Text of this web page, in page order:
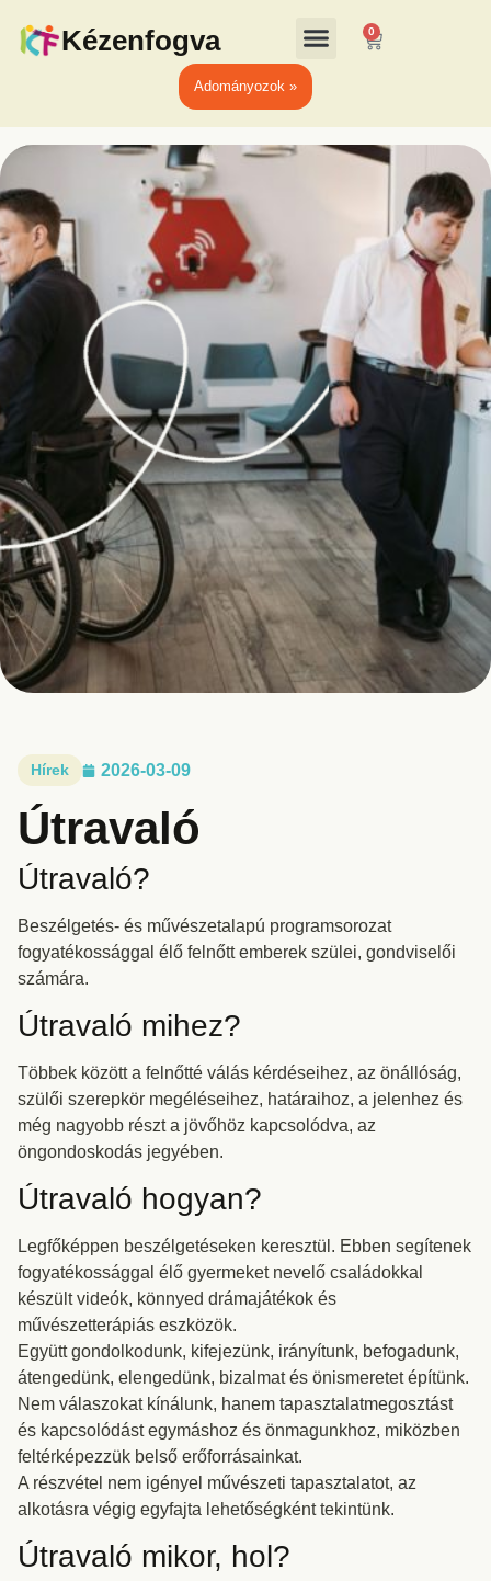
Kézenfogva 0
Adományozok »
Hírek 2026-03-09
Útravaló
Útravaló?
Beszélgetés- és művészetalapú programsorozat
fogyatékossággal élő felnőtt emberek szülei, gondviselői
számára.
Útravaló mihez?
Többek között a felnőtté válás kérdéseihez, az önállóság,
szülői szerepkör megéléseihez, határaihoz, a jelenhez és
még nagyobb részt a jövőhöz kapcsolódva, az
öngondoskodás jegyében.
Útravaló hogyan?
Legfőképpen beszélgetéseken keresztül. Ebben segítenek
fogyatékossággal élő gyermeket nevelő családokkal
készült videók, könnyed drámajátékok és
művészetterápiás eszközök.
Együtt gondolkodunk, kifejezünk, irányítunk, befogadunk,
átengedünk, elengedünk, bizalmat és önismeretet építünk.
Nem válaszokat kínálunk, hanem tapasztalatmegosztást
és kapcsolódást egymáshoz és önmagunkhoz, miközben
feltérképezzük belső erőforrásainkat.
A részvétel nem igényel művészeti tapasztalatot, az
alkotásra végig egyfajta lehetőségként tekintünk.
Útravaló mikor, hol?